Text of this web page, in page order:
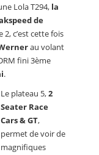
Lola T294, la
de
2, c’est cette fois
au volant
fini 3ème
.
Le plateau 5,2
Seater Race
Cars & GT,
permet de voir de
magnifiques